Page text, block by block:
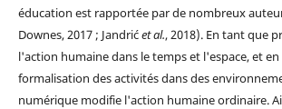
éducation est rapportée par de nombreux
Downes, 2017 ; Jandrićet al., 2018). En tant que
l'action humaine dans le temps et l'espace, et
formalisation des activités dans des
numérique modifie l'action humaine ordinaire.